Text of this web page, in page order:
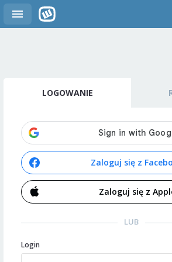
LOGOWANIE
Zaloguj się z
Zaloguj się z
LUB
Login